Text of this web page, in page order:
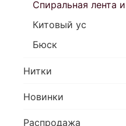
Спиральная лента
Китовый ус
Бюск
Нитки
Новинки
Распродажа